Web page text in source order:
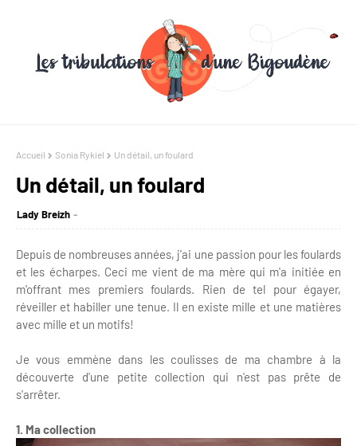
Accueil Sonia Rykiel Un détail, un foulard
Un détail, un foulard
Lady Breizh
Depuis de nombreuses années, j'ai une passion pour les foulards
et les écharpes. Ceci me vient de ma mère qui m'a initiée en
m'offrant mes premiers foulards. Rien de tel pour égayer,
réveiller et habiller une tenue. Il en existe mille et une matières
avec mille et un motifs!
Je vous emmène dans les coulisses de ma chambre à la
découverte d'une petite collection qui n'est pas prête de
s'arrêter.
1. Ma collection